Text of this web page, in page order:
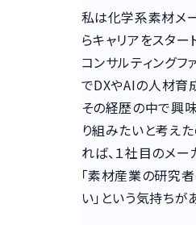
私は化学系素材メ
らキャリアをスター
コンサルティング
でDXやAIの人材育
その経歴の中で興
り組みたいと考え
れば、１社目のメ
「素材産業の研究
い」という気持ちが